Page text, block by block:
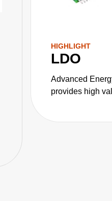
HIGHLIGHT
LDO
Advanced
provides high